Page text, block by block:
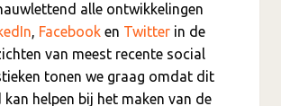
alle ontwikkelingen
, Facebook en Twitter in de
van meest recente social
tonen we graag omdat dit
helpen bij het maken van de